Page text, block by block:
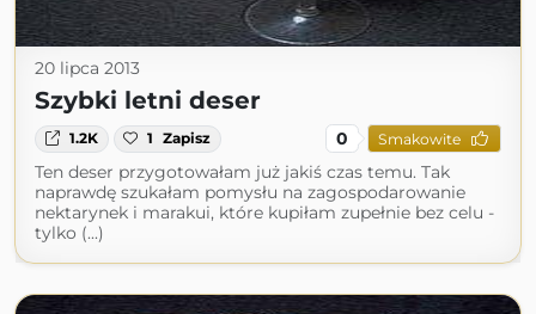
20 lipca 2013
Szybki letni deser
1.2K 1 Zapisz 0 Smakowite
Ten deser przygotowałam już jakiś czas temu. Tak
naprawdę szukałam pomysłu na zagospodarowanie
nektarynek i marakui, które kupiłam zupełnie bez celu -
tylko (...)